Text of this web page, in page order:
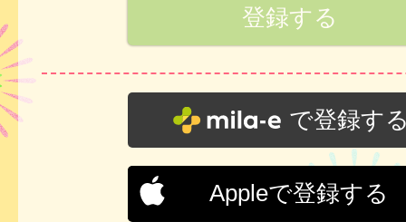
で登録す
Appleで登録する